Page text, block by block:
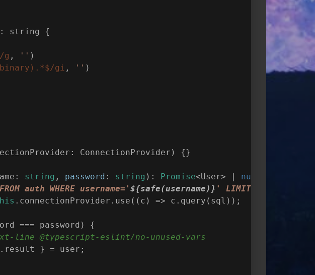
string
{
, '' )
gi , '' )
ConnectionProvider ) {}
string , password : string ): Promise<User> | null
auth WHERE username=' ${safe(username)} ' LIMIT 1`
.connectionProvider.use( ( c ) => c.query(sql));
=== password) {
line @typescript-eslint/no-unused-vars
} = user;